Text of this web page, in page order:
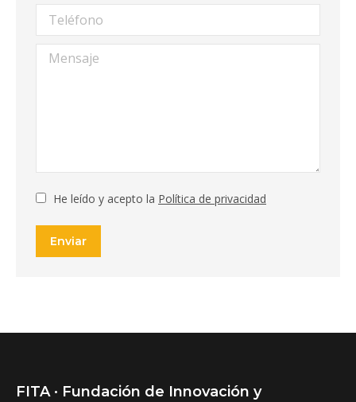
Teléfono
Mensaje
He leído y acepto la Política de privacidad
Enviar
FITA · Fundación de Innovación y